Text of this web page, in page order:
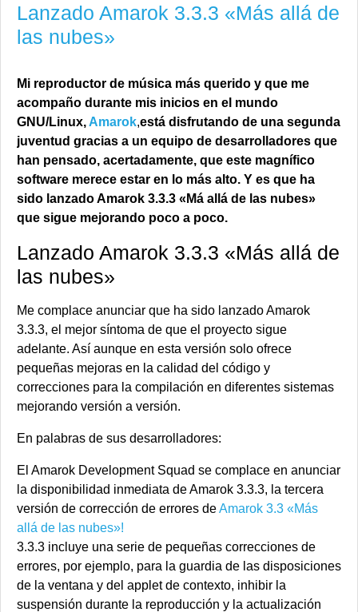
Lanzado Amarok 3.3.3 «Más allá de
las nubes»
Mi reproductor de música más querido y que me
acompaño durante mis inicios en el mundo
GNU/Linux, Amarok,está disfrutando de una segunda
juventud gracias a un equipo de desarrolladores que
han pensado, acertadamente, que este magnífico
software merece estar en lo más alto. Y es que ha
sido lanzado Amarok 3.3.3 «Má allá de las nubes»
que sigue mejorando poco a poco.
Lanzado Amarok 3.3.3 «Más allá de
las nubes»
Me complace anunciar que ha sido lanzado Amarok
3.3.3, el mejor síntoma de que el proyecto sigue
adelante. Así aunque en esta versión solo ofrece
pequeñas mejoras en la calidad del código y
correcciones para la compilación en diferentes sistemas
mejorando versión a versión.
En palabras de sus desarrolladores:
El Amarok Development Squad se complace en anunciar
la disponibilidad inmediata de Amarok 3.3.3, la tercera
versión de corrección de errores deAmarok 3.3 «Más
allá de las nubes»!
3.3.3 incluye una serie de pequeñas correcciones de
errores, por ejemplo, para la guardia de las disposiciones
de la ventana y del applet de contexto, inhibir la
suspensión durante la reproducción y la actualización